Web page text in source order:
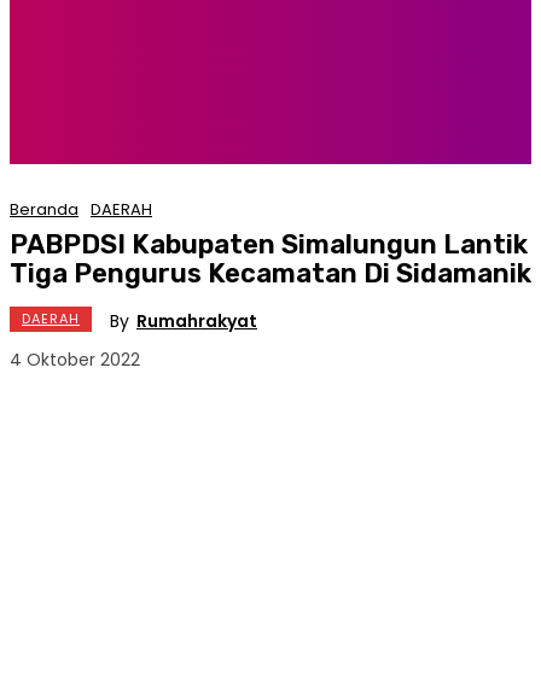
Beranda DAERAH
PABPDSI Kabupaten Simalungun Lantik
Tiga Pengurus Kecamatan Di Sidamanik
DAERAH By Rumahrakyat
4 Oktober 2022